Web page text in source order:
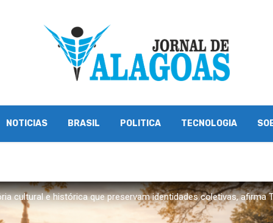
NOTICIAS BRASIL POLITICA TECNOLOGIA
cultural e histórica que preservam identidades coletivas, afirma